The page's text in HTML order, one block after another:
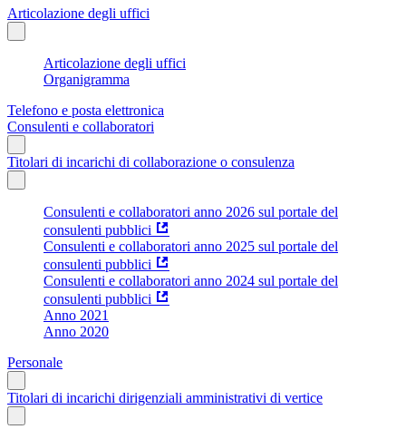
Articolazione degli uffici
Articolazione degli uffici
Organigramma
Telefono e posta elettronica
Consulenti e collaboratori
Titolari di incarichi di collaborazione o consulenza
Consulenti e collaboratori anno 2026 sul portale del
consulenti pubblici
Consulenti e collaboratori anno 2025 sul portale del
consulenti pubblici
Consulenti e collaboratori anno 2024 sul portale del
consulenti pubblici
Anno 2021
Anno 2020
Personale
Titolari di incarichi dirigenziali amministrativi di vertice